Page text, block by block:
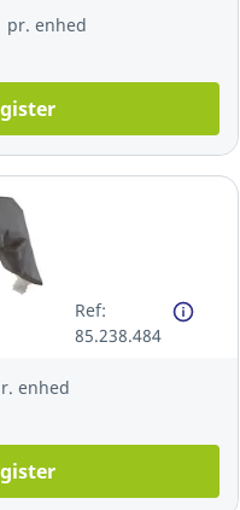
pr. enhed
Ref:
85.238.484
enhed